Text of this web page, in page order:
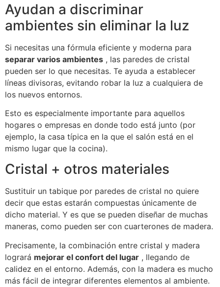
Ayudan a discriminar
ambientes sin eliminar la luz
Si necesitas una fórmula eficiente y moderna para
separar varios ambientes , las paredes de cristal
pueden ser lo que necesitas. Te ayuda a establecer
líneas divisoras, evitando robar la luz a cualquiera de
los nuevos entornos.
Esto es especialmente importante para aquellos
hogares o empresas en donde todo está junto (por
ejemplo, la casa típica en la que el salón está en el
mismo lugar que la cocina).
Cristal + otros materiales
Sustituir un tabique por paredes de cristal no quiere
decir que estas estarán compuestas únicamente de
dicho material. Y es que se pueden diseñar de muchas
maneras, como pueden ser con cuarterones de madera.
Precisamente, la combinación entre cristal y madera
logrará mejorar el confort del lugar , llegando de
calidez en el entorno. Además, con la madera es mucho
más fácil de integrar diferentes elementos al ambiente.